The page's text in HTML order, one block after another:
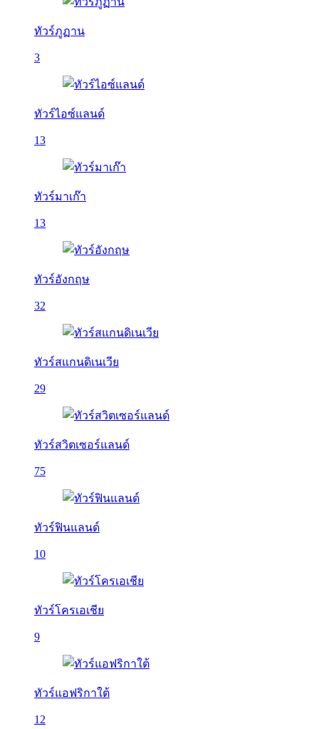
ทัวร์ภูฏาน
3
ทัวร์ไอซ์แลนด์
13
ทัวร์มาเก๊า
13
ทัวร์อังกฤษ
32
ทัวร์สแกนดิเนเวีย
29
ทัวร์สวิตเซอร์แลนด์
75
ทัวร์ฟินแลนด์
10
ทัวร์โครเอเชีย
9
ทัวร์แอฟริกาใต้
12